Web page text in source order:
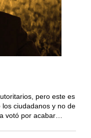
pero este es
ciudadanos y no de
votó por acabar…